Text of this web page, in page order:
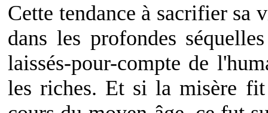
Cette tendance à sacrifier sa
dans les profondes
laissés-pour-compte de
les riches. Et si la misère